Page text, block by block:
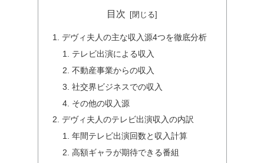
目次
デヴィ夫人の主な収入源4つを徹底分析
テレビ出演による収入
不動産事業からの収入
社交界ビジネスでの収入
その他の収入源
デヴィ夫人のテレビ出演収入の内訳
年間テレビ出演回数と収入計算
高額ギャラが期待できる番組